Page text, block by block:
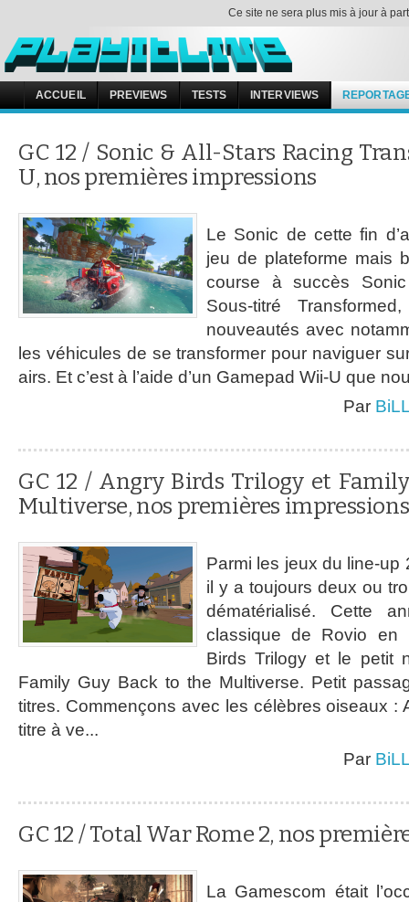
ACCUEIL PREVIEWS TESTS INTERVIEWS
GC 12 / Sonic & All-Stars Racing
U, nos premières impressions
Le Sonic de cette fin
jeu de plateforme mais
course à succès
Sous-titré
nouveautés avec
les véhicules de se transformer pour naviguer
airs. Et c’est à l’aide d’un Gamepad Wii-U que
Par
GC 12 / Angry Birds Trilogy et
Multiverse, nos premières impressions
Parmi les jeux du line-up
il y a toujours deux ou
dématérialisé. Cette
classique de Rovio en
Birds Trilogy et le petit
Family Guy Back to the Multiverse. Petit
titres. Commençons avec les célèbres oiseaux :
titre à ve...
Par
GC 12 / Total War Rome 2, nos
La Gamescom était
Ce site ne sera plus mis à jour à